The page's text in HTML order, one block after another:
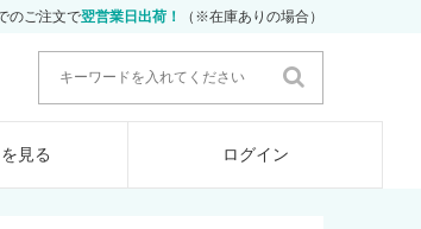
のご注文で翌営業日出荷！ （※在庫ありの場合）
見る ログイン